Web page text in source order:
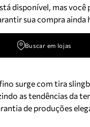
disponível, mas você
sua compra ainda
Buscar em lojas
surge com tira
as tendências da
de produções